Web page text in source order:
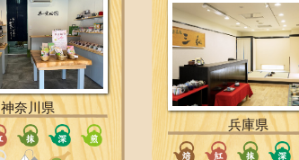
神奈川県
兵庫県